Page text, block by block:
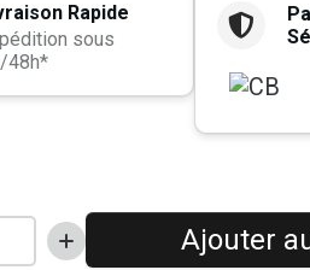
Rapide
sous
48h*
Ajouter